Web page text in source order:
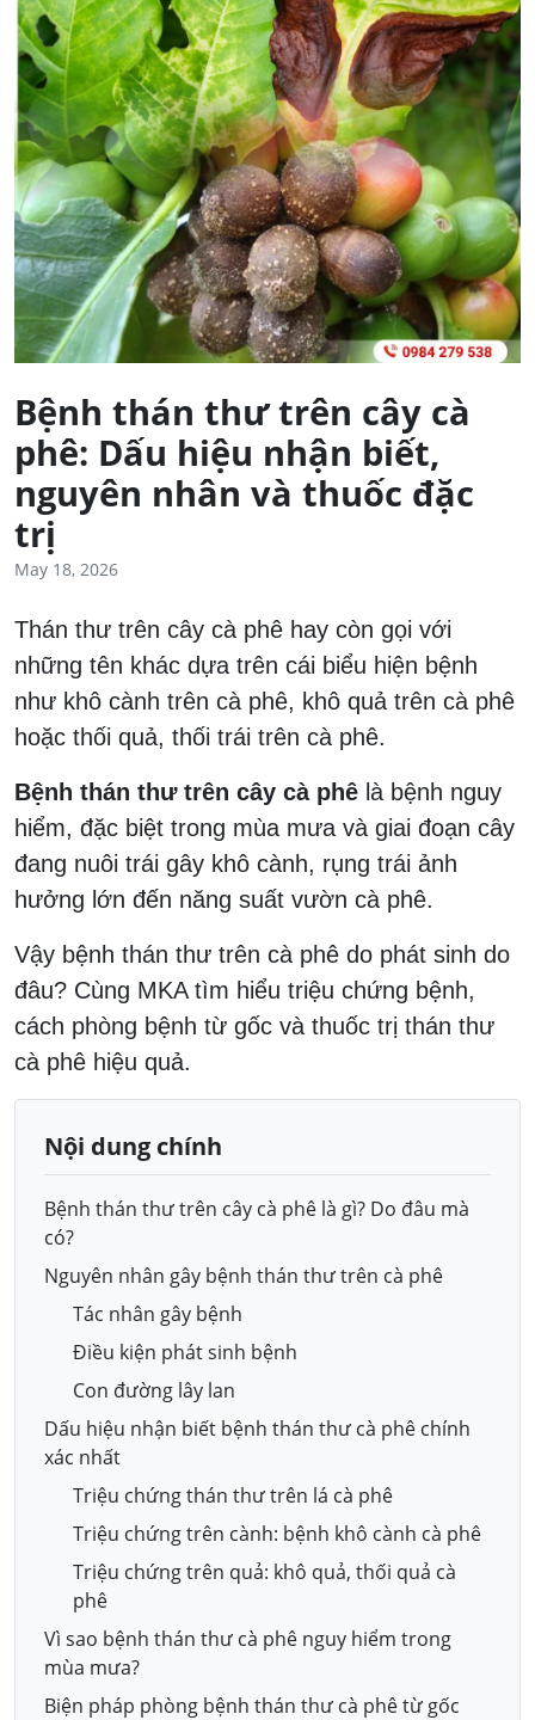
Bệnh thán thư trên cây cà
phê: Dấu hiệu nhận biết,
nguyên nhân và thuốc đặc
trị
May 18, 2026
Thán thư trên cây cà phê hay còn gọi với
những tên khác dựa trên cái biểu hiện bệnh
như khô cành trên cà phê, khô quả trên cà phê
hoặc thối quả, thối trái trên cà phê.
Bệnh thán thư trên cây cà phê là bệnh nguy
hiểm, đặc biệt trong mùa mưa và giai đoạn cây
đang nuôi trái gây khô cành, rụng trái ảnh
hưởng lớn đến năng suất vườn cà phê.
Vậy bệnh thán thư trên cà phê do phát sinh do
đâu? Cùng MKA tìm hiểu triệu chứng bệnh,
cách phòng bệnh từ gốc và thuốc trị thán thư
cà phê hiệu quả.
Nội dung chính
Bệnh thán thư trên cây cà phê là gì? Do đâu mà
có?
Nguyên nhân gây bệnh thán thư trên cà phê
Tác nhân gây bệnh
Điều kiện phát sinh bệnh
Con đường lây lan
Dấu hiệu nhận biết bệnh thán thư cà phê chính
xác nhất
Triệu chứng thán thư trên lá cà phê
Triệu chứng trên cành: bệnh khô cành cà phê
Triệu chứng trên quả: khô quả, thối quả cà
phê
Vì sao bệnh thán thư cà phê nguy hiểm trong
mùa mưa?
Biện pháp phòng bệnh thán thư cà phê từ gốc